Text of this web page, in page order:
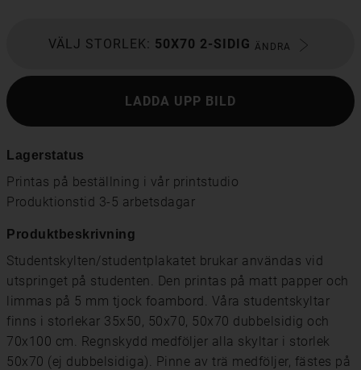
VÄLJ STORLEK: 50X70 2-SIDIG ÄNDRA
LADDA UPP BILD
Lagerstatus
Printas på beställning i vår printstudio
Produktionstid 3-5 arbetsdagar
Produktbeskrivning
Studentskylten/studentplakatet brukar användas vid
utspringet på studenten. Den printas på matt papper och
limmas på 5 mm tjock foambord. Våra studentskyltar
finns i storlekar 35x50, 50x70, 50x70 dubbelsidig och
70x100 cm. Regnskydd medföljer alla skyltar i storlek
50x70 (ej dubbelsidiga). Pinne av trä medföljer, fästes på